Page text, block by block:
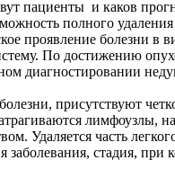
пациенты и каков
полного
проявление болезни
По достижению
диагностировании
присутствуют
Удаляется часть
заболевания, стадия,